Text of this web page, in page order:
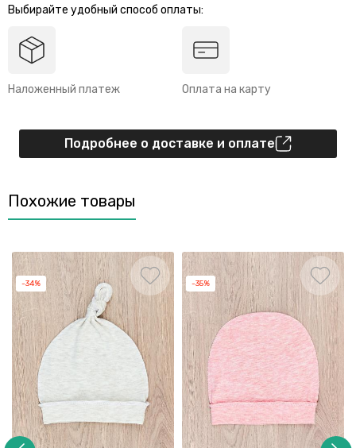
Выбирайте удобный способ оплаты:
Наложенный платеж Оплата на карту
Подробнее о доставке и оплате
Похожие товары
-34% -35%